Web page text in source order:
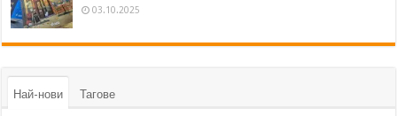
03.10.2025
Най-нови Тагове